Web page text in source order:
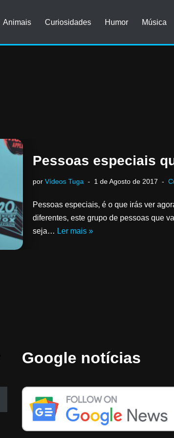
Animais Curiosidades Humor Música
Pessoas especiais
por Vídeos Tuga 1 de Agosto de 2017
Pessoas especiais, é o que irás ver
diferentes, este grupo de pessoas que
seja… Ler mais »
Google notícias